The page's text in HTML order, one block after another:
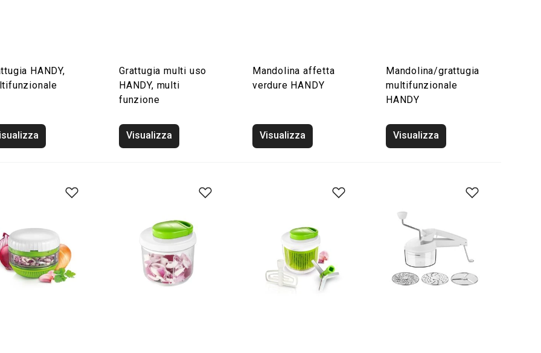
HANDY,
Grattugia multi uso
HANDY, multi
funzione
Visualizza
Mandolina affetta
verdure HANDY
Visualizza
Mandolina/grattugia
multifunzionale
HANDY
Visualizza